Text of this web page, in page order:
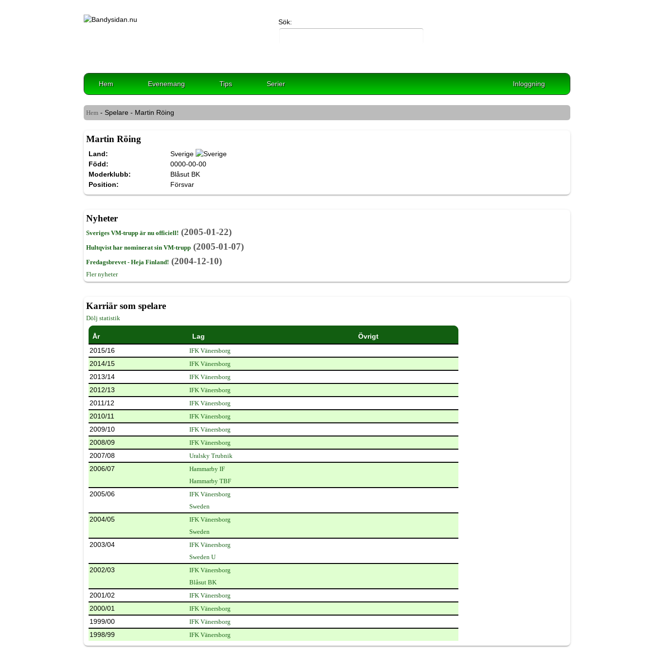
Sök:
Hem Evenemang Tips Serier Inloggning
Hem - Spelare - Martin Röing
Martin Röing
Land:
Sverige
Född:
0000-00-00
Moderklubb:
Blåsut BK
Position:
Försvar
Nyheter
Sveriges VM-trupp är nu officiell! (2005-01-22)
Hultqvist har nominerat sin VM-trupp (2005-01-07)
Fredagsbrevet - Heja Finland! (2004-12-10)
Fler nyheter
Karriär som spelare
Dölj statistik
År Lag
Övrigt
2015/16
IFK Vänersborg
2014/15 IFK Vänersborg
2013/14 IFK Vänersborg
2012/13 IFK Vänersborg
2011/12 IFK Vänersborg
2010/11 IFK Vänersborg
2009/10 IFK Vänersborg
2008/09 IFK Vänersborg
2007/08 Uralsky Trubnik
2006/07
Hammarby IF
Hammarby TBF
2005/06
IFK Vänersborg
Sweden
2004/05
IFK Vänersborg
Sweden
2003/04
IFK Vänersborg
Sweden U
2002/03
IFK Vänersborg
Blåsut BK
2001/02 IFK Vänersborg
2000/01 IFK Vänersborg
1999/00 IFK Vänersborg
1998/99 IFK Vänersborg